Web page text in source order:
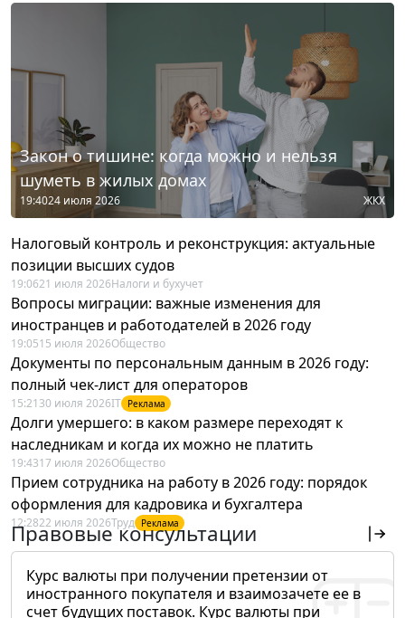
Закон о тишине: когда можно и нельзя
шуметь в жилых домах
19:4024 июля 2026 ЖКХ
Налоговый контроль и реконструкция: актуальные
позиции высших судов
19:0621 июля 2026Налоги и бухучет
Вопросы миграции: важные изменения для
иностранцев и работодателей в 2026 году
19:0515 июля 2026Общество
Документы по персональным данным в 2026 году:
полный чек-лист для операторов
15:21 30 июля 2026IT Реклама
Долги умершего: в каком размере переходят к
наследникам и когда их можно не платить
19:4317 июля 2026Общество
Прием сотрудника на работу в 2026 году: порядок
оформления для кадровика и бухгалтера
12:2822 июля 2026Труд Реклама
Правовые консультации
Курс валюты при получении претензии от
иностранного покупателя и взаимозачете ее в
счет будущих поставок. Курс валюты при